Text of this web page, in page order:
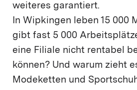
weiteres garantiert.
In Wipkingen leben 15 000
gibt fast 5 000
eine Filiale nicht rentabel
können? Und warum zieht
Modeketten und